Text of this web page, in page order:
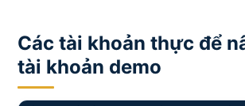
Các tài khoản thực để
tài khoản demo